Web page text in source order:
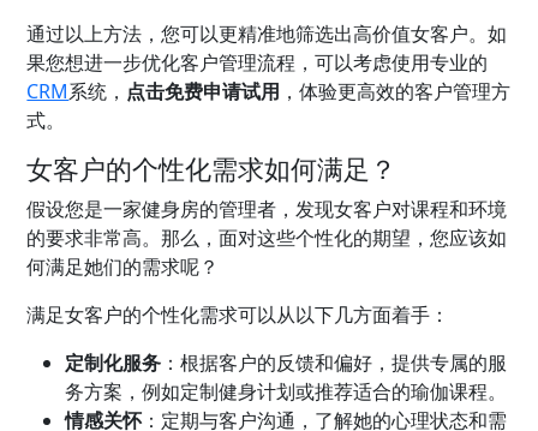
通过以上方法，您可以更精准地筛选出高价值女客户。如
果您想进一步优化客户管理流程，可以考虑使用专业的
CRM系统 ， 点击免费申请试用 ，体验更高效的客户管理方
式。
女客户的个性化需求如何满足？
假设您是一家健身房的管理者，发现女客户对课程和环境
的要求非常高。那么，面对这些个性化的期望，您应该如
何满足她们的需求呢？
满足女客户的个性化需求可以从以下几方面着手：
定制化服务 ：根据客户的反馈和偏好，提供专属的服
务方案，例如定制健身计划或推荐适合的瑜伽课程。
情感关怀：定期与客户沟通，了解她的心理状态和需